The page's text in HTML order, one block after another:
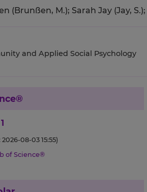
(Brunßen, M.); Sarah Jay (Jay, S.);
and Applied Social Psychology
1
08-03 15:55)
of Science®